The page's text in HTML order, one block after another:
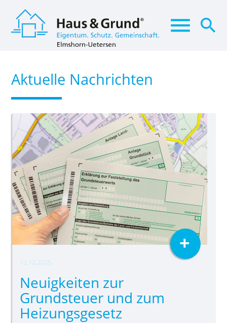
menu search
Suchbegriffe
Aktuelle Nachrichten
12.12.2025
Neuigkeiten zur
Grundsteuer und zum
Heizungsgesetz
+